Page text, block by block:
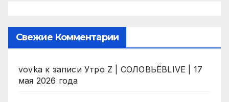
Свежие Комментарии
vovka к записи Утро Z | СОЛОВЬЁВLIVE | 17
мая 2026 года